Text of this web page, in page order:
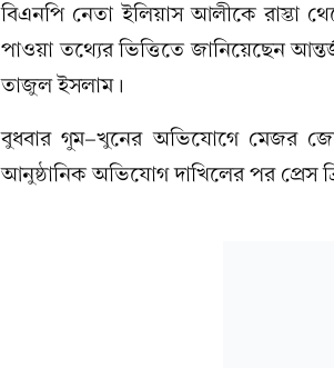
বিএনপি নেতা ইলিয়াস আলীকে রাস্তা
পাওয়া তথ্যের ভিত্তিতে জানিয়েছেন
তাজুল ইসলাম।
বুধবার গুম-খুনের অভিযোগে মেজর
আনুষ্ঠানিক অভিযোগ দাখিলের পর প্রেস